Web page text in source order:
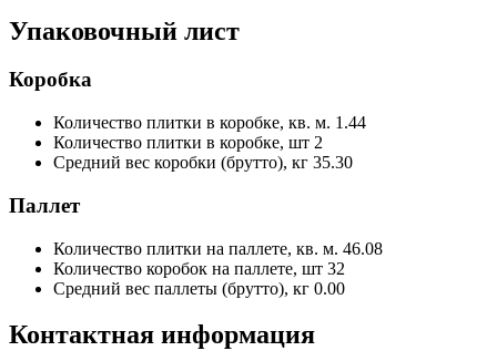
Упаковочный лист
Коробка
Количество плитки в коробке, кв. м. 1.44
Количество плитки в коробке, шт 2
Средний вес коробки (брутто), кг 35.30
Паллет
Количество плитки на паллете, кв. м. 46.08
Количество коробок на паллете, шт 32
Средний вес паллеты (брутто), кг 0.00
Контактная информация